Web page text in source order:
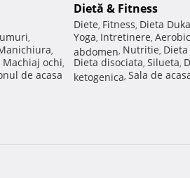
,
,
Machiaj ochi,
de acasa
Dietă & Fitness
Diete, Fitness, Dieta
Yoga, Intretinere, Aerobic
abdomen, Nutritie,
Dieta disociata, Silueta,
ketogenica, Sala de